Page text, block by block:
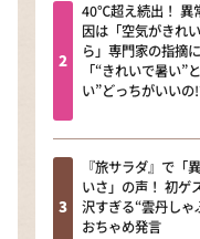
40℃超え続出！ 異
因は「空気がきれ
ら」専門家の指摘
「“きれいで暑い”
い”どっちがいいの
『旅サラダ』で「
いさ」の声！ 初ゲ
沢すぎる“雲丹しゃ
おちゃめ発言